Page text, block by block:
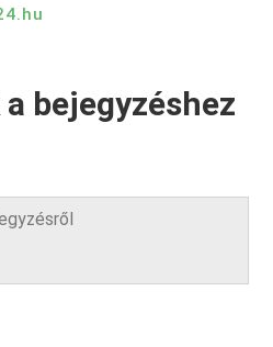
bejegyzéshez